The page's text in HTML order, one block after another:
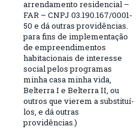
arrendamento residencial –
FAR – CNPJ 03.190.167/0001-
50 e dá outras providências.
para fins de implementação
de empreendimentos
habitacionais de interesse
social pelos programas
minha casa minha vida,
Belterra I e Belterra II, ou
outros que vierem a substituí-
los, e dá outras
providências.)